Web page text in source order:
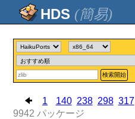
(簡易)
検索開始
1 140 238 298 317
9942 パッケージ